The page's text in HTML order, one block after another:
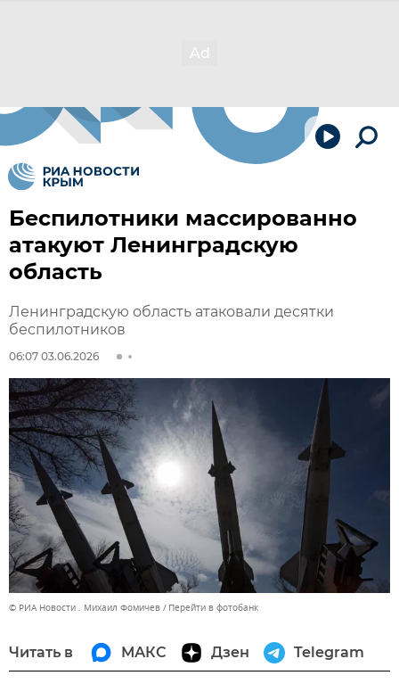
Беспилотники массированно
атакуют Ленинградскую
область
Ленинградскую область атаковали десятки
беспилотников
06:07 03.06.2026
© РИА Новости . Михаил Фомичев Перейти в фотобанк
Читать в МАКС Дзен Telegram